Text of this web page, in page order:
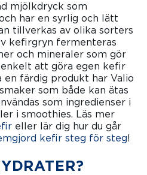
mjölkdryck som
har en syrlig och lätt
tillverkas av olika sorters
kefirgryn fermenteras
och mineraler som gör
att göra egen kefir
färdig produkt har Valio
som både kan ätas
som ingredienser i
i smoothies. Läs mer
eller lär dig hur du går
kefir steg för steg!